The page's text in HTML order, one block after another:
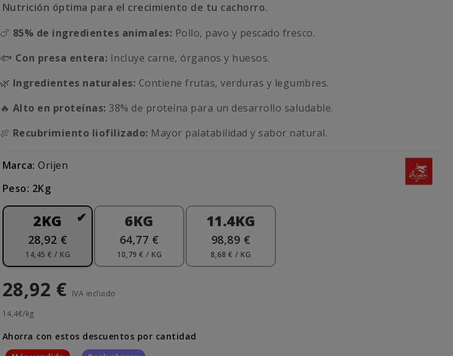
Nutrición óptima para el crecimiento de tu cachorro.
🍗 85% de ingredientes animales: Pollo, pavo y pescado fresco.
🐟 Con presa entera: Incluye carne, órganos y huesos.
🌿 Ingredientes naturales: Contiene frutas, verduras y legumbres.
🔥 Alto en proteínas: 38% de proteína para un desarrollo saludable.
🍖 Recubrimiento liofilizado: Mayor palatabilidad y sabor natural.
Marca: Orijen
Peso: 2Kg
2KG
28,92 €
14,45 € / KG
6KG
64,77 €
10,79 € / KG
11.4KG
98,89 €
8,68 € / KG
28,92 € IVA incluido
14,4€/kg
Ahorra con estos descuentos por cantidad